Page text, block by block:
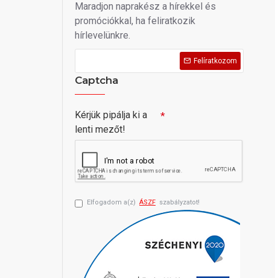
Maradjon naprakész a hírekkel és
promóciókkal, ha feliratkozik
hírlevelünkre.
Felíratkozom
Captcha
Kérjük pipálja ki a
lenti mezőt!
Elfogadom a(z) ÁSZF szabályzatot!